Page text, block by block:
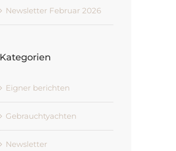
Newsletter Februar 2026
Kategorien
Eigner berichten
Gebrauchtyachten
Newsletter